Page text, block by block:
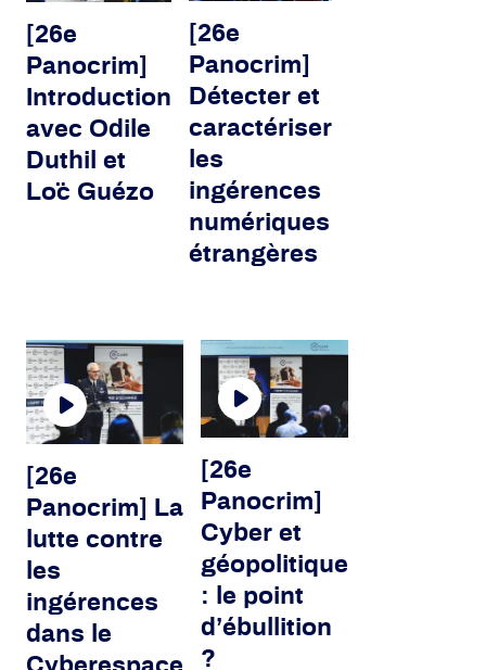
[26e
Panocrim]
Introduction
avec Odile
Duthil et
Lo¨c Guézo
[26e
Panocrim]
Détecter et
caractériser
​les
ingérences
numériques
étrangères
[26e
Panocrim] La
lutte contre
les
ingérences
dans le
[26e
Panocrim]
Cyber et
géopolitique
: le point
d’ébullition
?